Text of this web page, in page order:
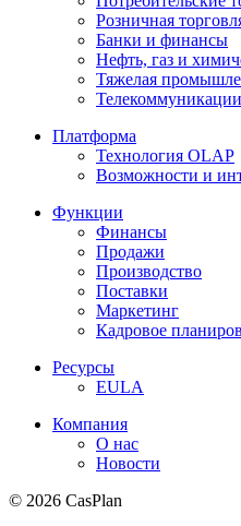
Розничная
Банки и финансы
Нефть, газ и
Тяжелая
Платформа
Технология OLAP
Возможности и
Функции
Финансы
Продажи
Производство
Поставки
Маркетинг
Кадровое
Ресурсы
EULA
Компания
О нас
Новости
© 2026 CasPlan